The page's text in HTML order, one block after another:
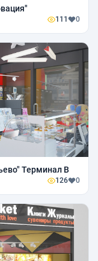
111 0
Терминал В
126 0